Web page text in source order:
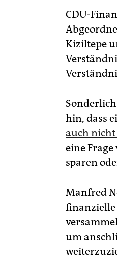
CDU-
Kiziltepe
hin, dass
auch
eine
sparen
Manfred
finanzielle
um